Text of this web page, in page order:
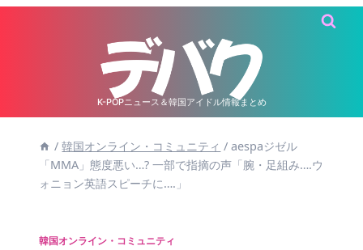
K-POPニュース＆韓国アイドル情報まとめ
/ 韓国オンライン・コミュニティ / aespaジゼル
「MMA」態度悪い…? 一部で指摘の声「腕・足組み….ウ
ォニョン英語スピーチに….」
韓国オンライン・コミュニティ